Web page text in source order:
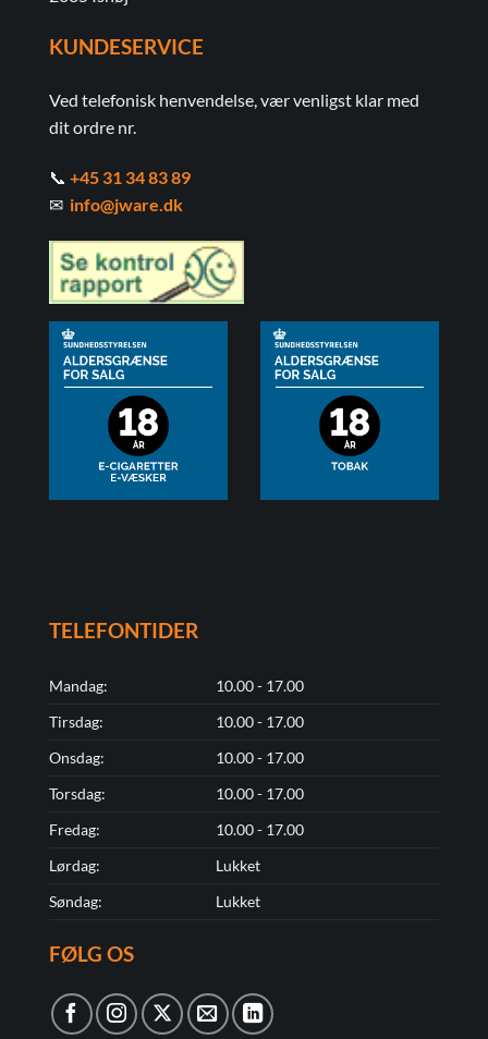
KUNDESERVICE
Ved telefonisk henvendelse, vær venligst klar med
dit ordre nr.
📞 +45 31 34 83 89
✉ info@jware.dk
TELEFONTIDER
Mandag:
10.00 - 17.00
Tirsdag:
10.00 - 17.00
Onsdag:
10.00 - 17.00
Torsdag:
10.00 - 17.00
Fredag:
10.00 - 17.00
Lørdag:
Lukket
Søndag:
Lukket
FØLG OS